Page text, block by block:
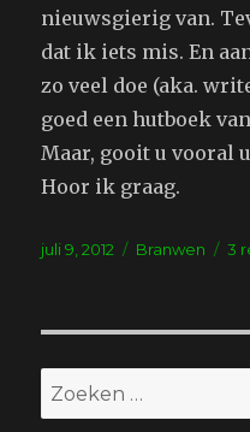
nieuwsgierig van.
dat ik iets mis. En
zo veel doe (aka.
goed een hutboek
Maar, gooit u vooral
Hoor ik graag.
Geplaatst
juli 9, 2012 Tags
Branwen 3
Zoeken
naar: